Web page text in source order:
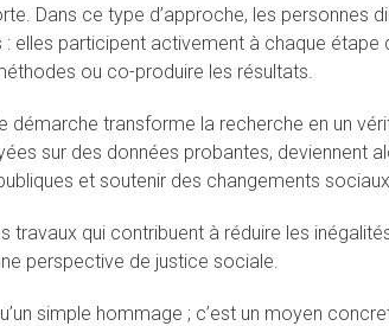
Dans ce type d’approche, les personnes
elles participent activement à chaque étape
ou co-produire les résultats.
transforme la recherche en un
sur des données probantes, deviennent
et soutenir des changements
qui contribuent à réduire les
perspective de justice sociale.
simple hommage ; c’est un moyen